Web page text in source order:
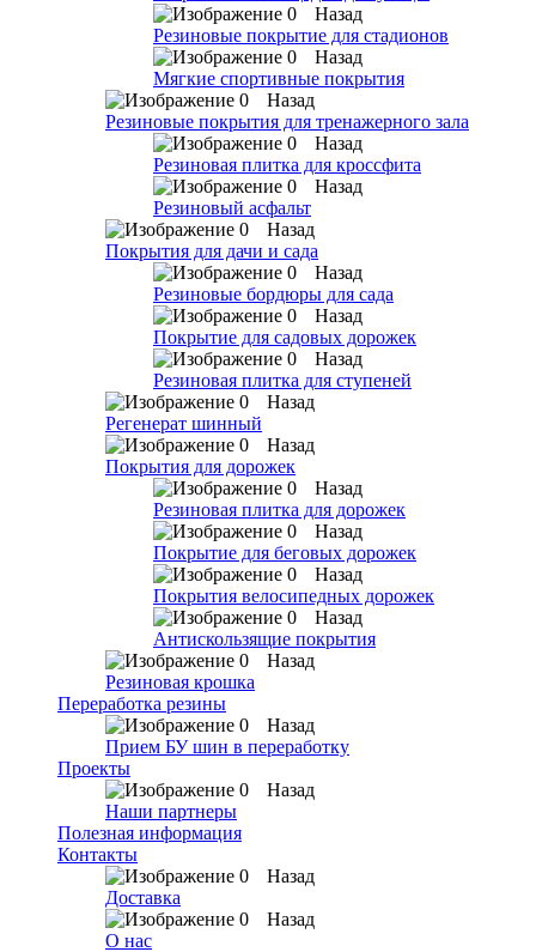
Назад
Резиновые покрытие для стадионов
Назад
Мягкие спортивные покрытия
Назад
Резиновые покрытия для тренажерного зала
Назад
Резиновая плитка для кроссфита
Назад
Резиновый асфальт
Назад
Покрытия для дачи и сада
Назад
Резиновые бордюры для сада
Назад
Покрытие для садовых дорожек
Назад
Резиновая плитка для ступеней
Назад
Регенерат шинный
Назад
Покрытия для дорожек
Назад
Резиновая плитка для дорожек
Назад
Покрытие для беговых дорожек
Назад
Покрытия велосипедных дорожек
Назад
Антискользящие покрытия
Назад
Резиновая крошка
Переработка резины
Назад
Прием БУ шин в переработку
Проекты
Назад
Наши партнеры
Полезная информация
Контакты
Назад
Доставка
Назад
О нас